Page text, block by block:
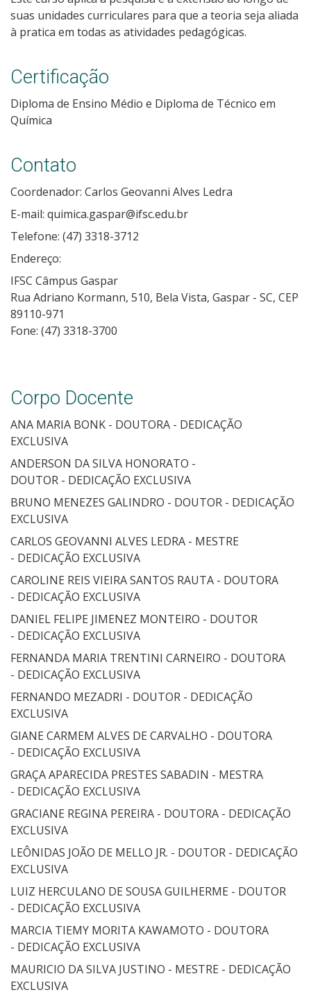
suas unidades curriculares para que a teoria seja aliada
à pratica em todas as atividades pedagógicas.
Certificação
Diploma de Ensino Médio e Diploma de Técnico em
Química
Contato
Coordenador: Carlos Geovanni Alves Ledra
E-mail: quimica.gaspar@ifsc.edu.br
Telefone: (47) 3318-3712
Endereço:
IFSC Câmpus Gaspar
Rua Adriano Kormann, 510, Bela Vista, Gaspar - SC, CEP
89110-971
Fone: (47) 3318-3700
Corpo Docente
ANA MARIA BONK - DOUTORA - DEDICAÇÃO
EXCLUSIVA
ANDERSON DA SILVA HONORATO -
DOUTOR - DEDICAÇÃO EXCLUSIVA
BRUNO MENEZES GALINDRO - DOUTOR - DEDICAÇÃO
EXCLUSIVA
CARLOS GEOVANNI ALVES LEDRA - MESTRE
- DEDICAÇÃO EXCLUSIVA
CAROLINE REIS VIEIRA SANTOS RAUTA - DOUTORA
- DEDICAÇÃO EXCLUSIVA
DANIEL FELIPE JIMENEZ MONTEIRO - DOUTOR
- DEDICAÇÃO EXCLUSIVA
FERNANDA MARIA TRENTINI CARNEIRO - DOUTORA
- DEDICAÇÃO EXCLUSIVA
FERNANDO MEZADRI - DOUTOR - DEDICAÇÃO
EXCLUSIVA
GIANE CARMEM ALVES DE CARVALHO - DOUTORA
- DEDICAÇÃO EXCLUSIVA
GRAÇA APARECIDA PRESTES SABADIN - MESTRA
- DEDICAÇÃO EXCLUSIVA
GRACIANE REGINA PEREIRA - DOUTORA - DEDICAÇÃO
EXCLUSIVA
LEÔNIDAS JOÃO DE MELLO JR. - DOUTOR - DEDICAÇÃO
EXCLUSIVA
LUIZ HERCULANO DE SOUSA GUILHERME - DOUTOR
- DEDICAÇÃO EXCLUSIVA
MARCIA TIEMY MORITA KAWAMOTO - DOUTORA
- DEDICAÇÃO EXCLUSIVA
MAURICIO DA SILVA JUSTINO - MESTRE - DEDICAÇÃO
EXCLUSIVA